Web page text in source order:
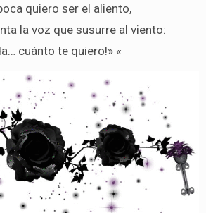
quiero ser el aliento,
la voz que susurre al viento:
cuánto te quiero!» «